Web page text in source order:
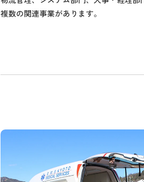
複数の関連事業があります。